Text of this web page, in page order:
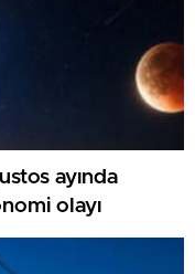
ayında
olayı